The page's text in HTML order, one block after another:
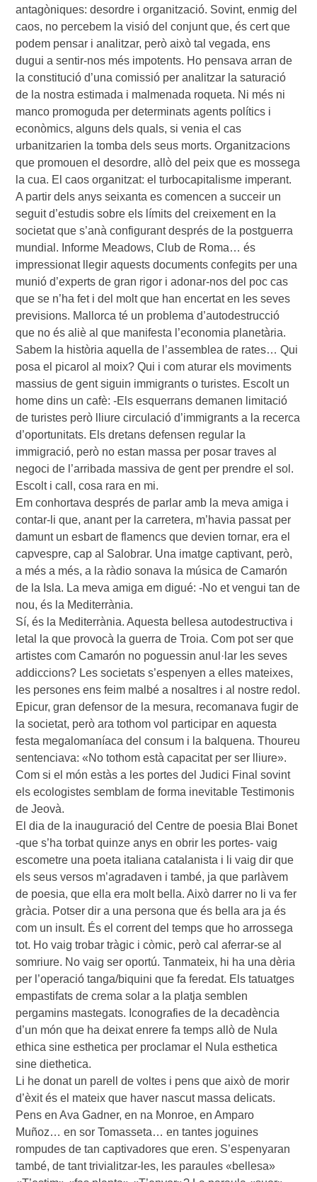
antagòniques: desordre i organització. Sovint, enmig del
caos, no percebem la visió del conjunt que, és cert que
podem pensar i analitzar, però això tal vegada, ens
dugui a sentir-nos més impotents. Ho pensava arran de
la constitució d’una comissió per analitzar la saturació
de la nostra estimada i malmenada roqueta. Ni més ni
manco promoguda per determinats agents polítics i
econòmics, alguns dels quals, si venia el cas
urbanitzarien la tomba dels seus morts. Organitzacions
que promouen el desordre, allò del peix que es mossega
la cua. El caos organitzat: el turbocapitalisme imperant.
A partir dels anys seixanta es comencen a succeir un
seguit d’estudis sobre els límits del creixement en la
societat que s’anà configurant després de la postguerra
mundial. Informe Meadows, Club de Roma… és
impressionat llegir aquests documents confegits per una
munió d’experts de gran rigor i adonar-nos del poc cas
que se n’ha fet i del molt que han encertat en les seves
previsions. Mallorca té un problema d’autodestrucció
que no és aliè al que manifesta l’economia planetària.
Sabem la història aquella de l’assemblea de rates… Qui
posa el picarol al moix? Qui i com aturar els moviments
massius de gent siguin immigrants o turistes. Escolt un
home dins un cafè: -Els esquerrans demanen limitació
de turistes però lliure circulació d’immigrants a la recerca
d’oportunitats. Els dretans defensen regular la
immigració, però no estan massa per posar traves al
negoci de l’arribada massiva de gent per prendre el sol.
Escolt i call, cosa rara en mi.
Em conhortava després de parlar amb la meva amiga i
contar-li que, anant per la carretera, m’havia passat per
damunt un esbart de flamencs que devien tornar, era el
capvespre, cap al Salobrar. Una imatge captivant, però,
a més a més, a la ràdio sonava la música de Camarón
de la Isla. La meva amiga em digué: -No et vengui tan de
nou, és la Mediterrània.
Sí, és la Mediterrània. Aquesta bellesa autodestructiva i
letal la que provocà la guerra de Troia. Com pot ser que
artistes com Camarón no poguessin anul·lar les seves
addiccions? Les societats s’espenyen a elles mateixes,
les persones ens feim malbé a nosaltres i al nostre redol.
Epicur, gran defensor de la mesura, recomanava fugir de
la societat, però ara tothom vol participar en aquesta
festa megalomaníaca del consum i la balquena. Thoureu
sentenciava: «No tothom està capacitat per ser lliure».
Com si el món estàs a les portes del Judici Final sovint
els ecologistes semblam de forma inevitable Testimonis
de Jeovà.
El dia de la inauguració del Centre de poesia Blai Bonet
-que s’ha torbat quinze anys en obrir les portes- vaig
escometre una poeta italiana catalanista i li vaig dir que
els seus versos m’agradaven i també, ja que parlàvem
de poesia, que ella era molt bella. Això darrer no li va fer
gràcia. Potser dir a una persona que és bella ara ja és
com un insult. És el corrent del temps que ho arrossega
tot. Ho vaig trobar tràgic i còmic, però cal aferrar-se al
somriure. No vaig ser oportú. Tanmateix, hi ha una dèria
per l’operació tanga/biquini que fa feredat. Els tatuatges
empastifats de crema solar a la platja semblen
pergamins mastegats. Iconografies de la decadència
d’un món que ha deixat enrere fa temps allò de Nula
ethica sine esthetica per proclamar el Nula esthetica
sine diethetica.
Li he donat un parell de voltes i pens que això de morir
d’èxit és el mateix que haver nascut massa delicats.
Pens en Ava Gadner, en na Monroe, en Amparo
Muñoz… en sor Tomasseta… en tantes joguines
rompudes de tan captivadores que eren. S’espenyaran
també, de tant trivialitzar-les, les paraules «bellesa»